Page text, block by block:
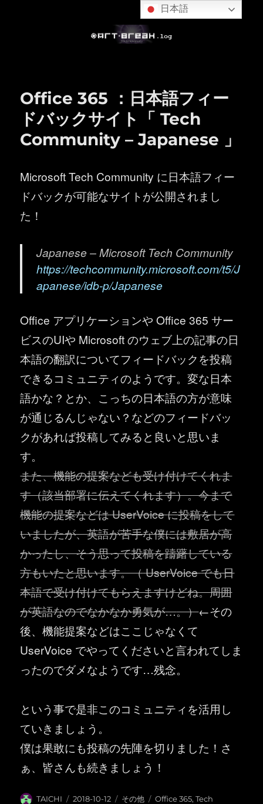
Office 365 ：日本語フィー
ドバックサイト「 Tech
Community – Japanese 」
Microsoft Tech Community に日本語フィー
ドバックが可能なサイトが公開されまし
た！
Japanese – Microsoft Tech Community
https://techcommunity.microsoft.com/t5/J
apanese/idb-p/Japanese
Office アプリケーションや Office 365 サー
ビスのUIや Microsoft のウェブ上の記事の日
本語の翻訳についてフィードバックを投稿
できるコミュニティのようです。変な日本
語かな？とか、こっちの日本語の方が意味
が通じるんじゃない？などのフィードバッ
クがあれば投稿してみると良いと思いま
す。
また、機能の提案なども受け付けてくれま
す（該当部署に伝えてくれます）。今まで
機能の提案などはUserVoiceに投稿をして
いましたが、英語が苦手な僕には敷居が高
かったし、そう思って投稿を躊躇している
方もいたと思います。（UserVoiceでも日
本語で受け付けてもらえますけどね。周囲
が英語なのでなかなか勇気が…。）←その
後、機能提案などはここじゃなくて
UserVoice でやってくださいと言われてしま
ったのでダメなようです…残念。
という事で是非このコミュニティを活用し
ていきましょう。
僕は果敢にも投稿の先陣を切りました！さ
ぁ、皆さんも続きましょう！
投
TAICHI
投
2018-10-12
カ
その他
タ
Office 365,Tech
日本語